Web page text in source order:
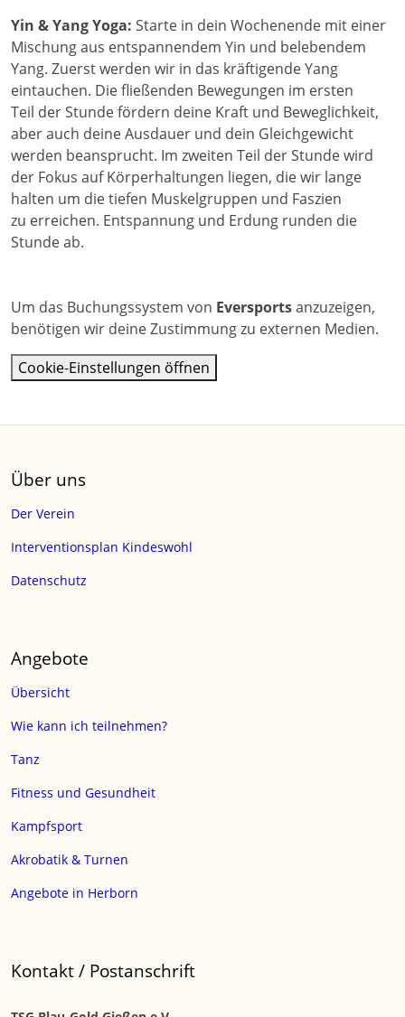
Yin & Yang Yoga: Starte in dein Wochenende mit einer
Mischung aus entspannendem Yin und belebendem
Yang. Zuerst werden wir in das kräftigende Yang
eintauchen. Die fließenden Bewegungen im ersten
Teil der Stunde fördern deine Kraft und Beweglichkeit,
aber auch deine Ausdauer und dein Gleichgewicht
werden beansprucht. Im zweiten Teil der Stunde wird
der Fokus auf Körperhaltungen liegen, die wir lange
halten um die tiefen Muskelgruppen und Faszien
zu erreichen. Entspannung und Erdung runden die
Stunde ab.
Um das Buchungssystem von Eversportsanzuzeigen,
benötigen wir deine Zustimmung zu externen Medien.
Cookie-Einstellungen öffnen
Über uns
Der Verein
Interventionsplan Kindeswohl
Datenschutz
Angebote
Übersicht
Wie kann ich teilnehmen?
Tanz
Fitness und Gesundheit
Kampfsport
Akrobatik & Turnen
Angebote in Herborn
Kontakt / Postanschrift